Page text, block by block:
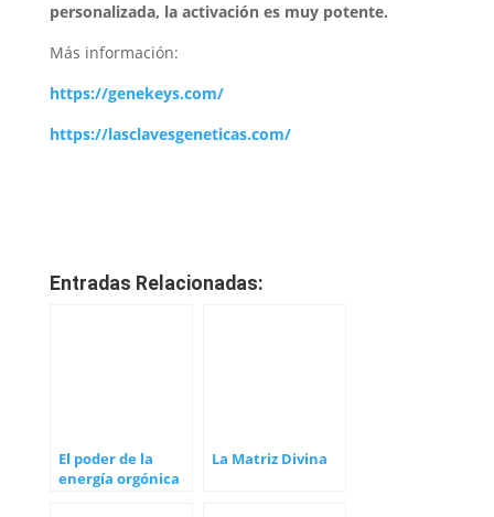
personalizada, la activación es muy potente.
Más información:
https://genekeys.com/
https://lasclavesgeneticas.com/
Entradas Relacionadas:
El poder de la
energía orgónica
La Matriz Divina